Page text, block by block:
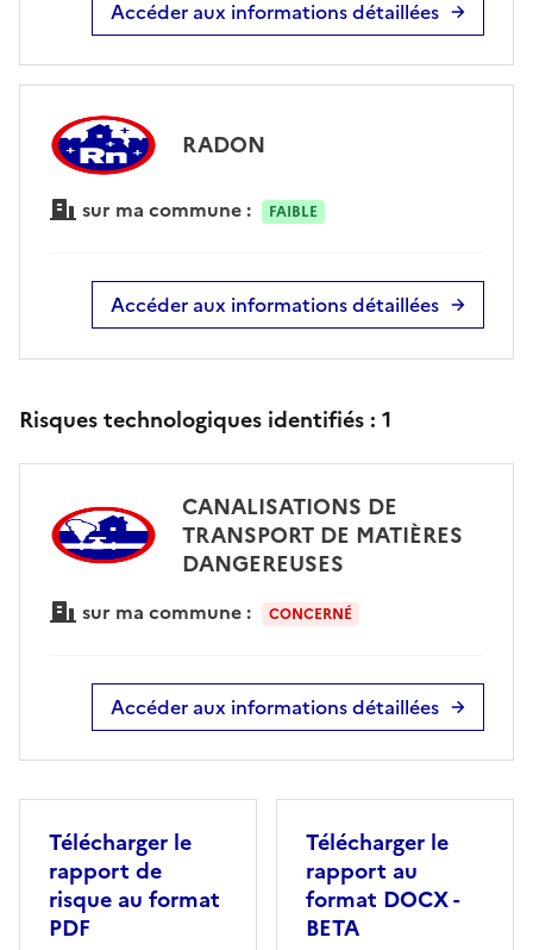
Accéder aux informations détaillées
RADON
sur ma commune : FAIBLE
Accéder aux informations détaillées
Risques technologiques identifiés : 1
CANALISATIONS DE
TRANSPORT DE MATIÈRES
DANGEREUSES
sur ma commune : CONCERNÉ
Accéder aux informations détaillées
Télécharger le
rapport de
risque au format
PDF
Télécharger le
rapport au
format DOCX -
BETA